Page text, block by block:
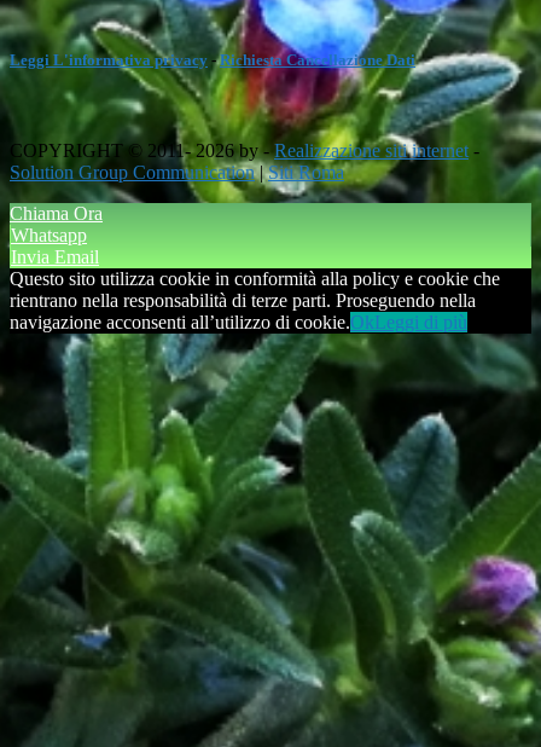
Leggi L'informativa privacy -Richiesta Cancellazione Dati
COPYRIGHT © 2011- 2026 by -Realizzazione siti internet -
Solution Group Communication|Siti Roma
Chiama Ora
Whatsapp
Invia Email
Questo sito utilizza cookie in conformità alla policy e cookie che
rientrano nella responsabilità di terze parti. Proseguendo nella
navigazione acconsenti all’utilizzo di cookie.OkLeggi di più